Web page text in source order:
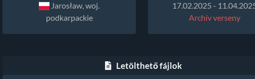
Jarosław, woj.
podkarpackie
17.02.2025 -
Archív verseny
Letölthető fájlok